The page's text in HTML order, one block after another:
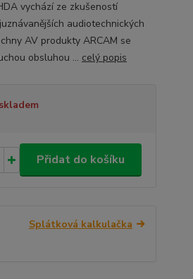
vychází ze zkušeností
audiotechnických
AV produkty ARCAM se
obsluhou ... celý popis
Přidat do košíku
Splátková kalkulačka